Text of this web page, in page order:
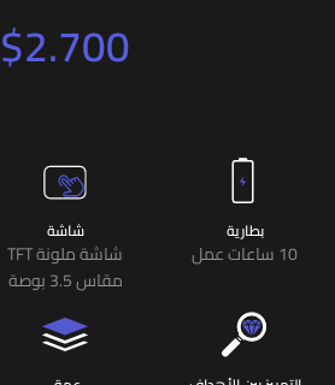
$2.700
بطارية
10 ساعات عمل
شاشة
شاشة ملونة TFT
مقاس 3.5 بوصة